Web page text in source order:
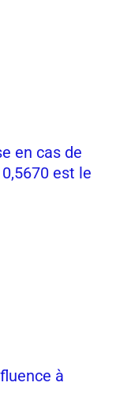
en cas de
est le
à